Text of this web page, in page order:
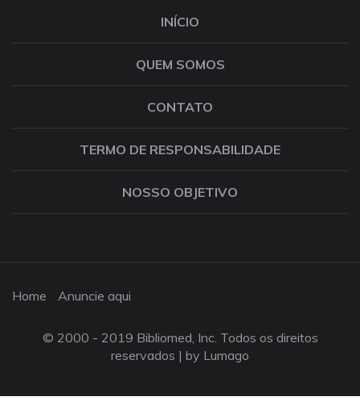
INÍCIO
QUEM SOMOS
CONTATO
TERMO DE RESPONSABILIDADE
NOSSO OBJETIVO
Home Anuncie aqui
© 2000 - 2019 Bibliomed, Inc. Todos os direitos
reservados | by Lumago